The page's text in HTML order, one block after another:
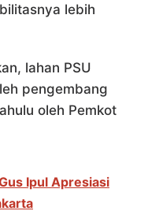
lebih
lahan PSU
pengembang
oleh Pemkot
Ipul Apresiasi